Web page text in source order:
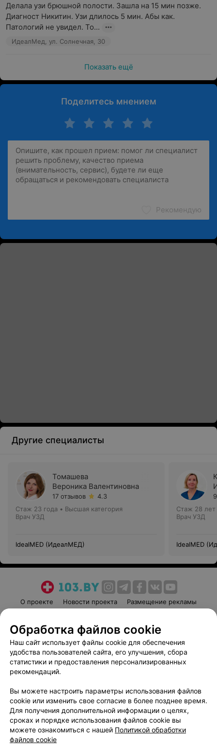
Делала узи брюшной полости. Зашла на 15 мин позже.
Диагност Никитин. Узи длилось 5 мин. Абы как.
Патологий не увидел. То...
ИдеалМед, ул. Солнечная, 30
Показать ещё
Поделитесь мнением
Рекомендую
Другие специалисты
Томашева
Вероника Валентиновна
17 отзывов
4.3
Стаж 23 года • Высшая категория
Врач УЗД
IdealMED (ИдеалМЕД)
Стаж 28 лет
Врач УЗД
IdealMED
О проекте Новости проекта
Размещение рекламы
Пользовательское соглашение
Способы оплаты
Вакансии
Партнеры
Написать руководителю 103.by
Обработка персональных данных
Обработка файлов cookie
Наш сайт использует файлы cookie для обеспечения
удобства пользователей сайта, его улучшения, сбора
статистики и предоставления персонализированных
рекомендаций.
Вы можете настроить параметры использования файлов
cookie или изменить свое согласие в более позднее время.
Для получения дополнительной информации о целях,
сроках и порядке использования файлов cookie вы
можете ознакомиться с нашей Политикой обработки
файлов cookie